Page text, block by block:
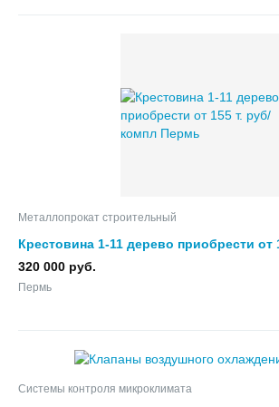
Металлопрокат строительный
Крестовина 1-11 дерево приобрести от
320 000 руб.
Пермь
Системы контроля микроклимата